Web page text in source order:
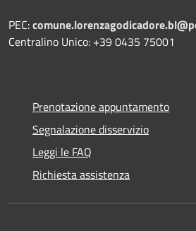
PEC:
Centralino Unico: +39 0435 75001
Prenotazione appuntamento
Segnalazione disservizio
Leggi le FAQ
Richiesta assistenza